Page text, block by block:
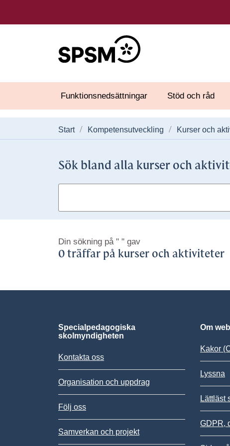
Funktionsnedsättningar Stöd och råd
Start Kompetensutveckling Kurser och
Sök bland alla kurser och
Din sökning på " " gav
0 träffar på kurser och aktiviteter
Specialpedagogiska
skolmyndigheten
Kontakta oss
Organisation och uppdrag
Följ oss
Samverkan och projekt
Om
Kakor
Lyssna
Lättläst
GDPR,